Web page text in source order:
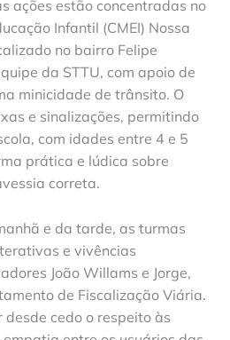
ações estão concentradas no
Infantil (CMEI) Nossa
no bairro Felipe
da STTU, com apoio de
minicidade de trânsito. O
e sinalizações, permitindo
com idades entre 4 e 5
prática e lúdica sobre
correta.
e da tarde, as turmas
e vivências
João Willams e Jorge,
de Fiscalização Viária.
cedo o respeito às